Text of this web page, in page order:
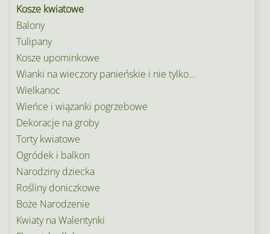
Kosze kwiatowe
Balony
Tulipany
Kosze upominkowe
Wianki na wieczory panieńskie i nie tylko…
Wielkanoc
Wieńce i wiązanki pogrzebowe
Dekoracje na groby
Torty kwiatowe
Ogródek i balkon
Narodziny dziecka
Rośliny doniczkowe
Boże Narodzenie
Kwiaty na Walentynki